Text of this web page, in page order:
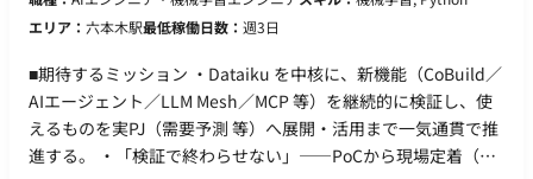
で回っている反映・デプロイを見ると、仕組みに置き換えたく
が使える形に落とすことに面白さを感じる。 ・新しい基盤ツー
ル（DABs 等）を知らなくても、ドキュメントを読んで自分で
動かして確かめられる。 「正確に動くこと」に責任を持てる。
壊れたときの切り分けと復旧まで含めて設計できる。 ■働き方
エリア： 六本木駅最低稼働日数： 週3日
■期待するミッション ・Dataiku を中核に、新機能（CoBuild／
AIエージェント／LLM Mesh／MCP 等）を継続的に検証し、使
えるものを実PJ（需要予測 等）へ展開・活用まで一気通貫で推
進する。 ・「検証で終わらせない」——PoCから現場定着（運